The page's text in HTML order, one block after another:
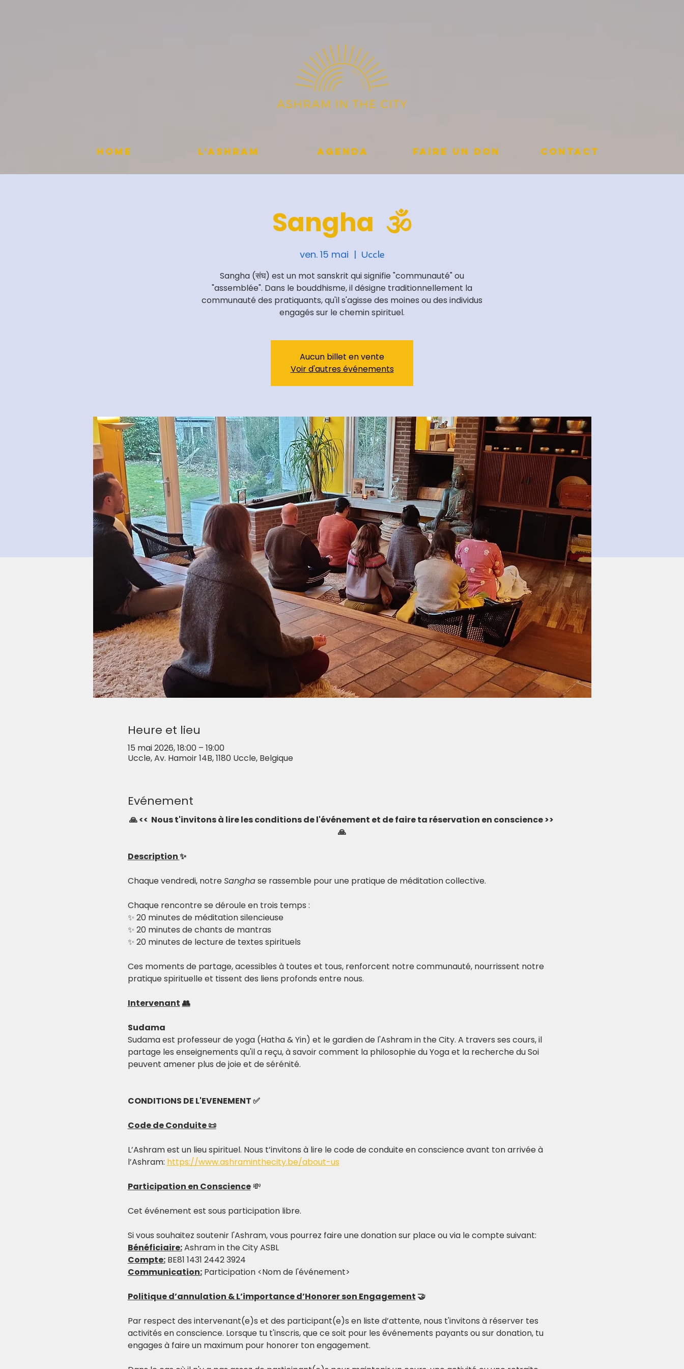
HOME L'Ashram Agenda Faire un don Contact
Sangha 🕉
ven. 15 mai
  |
Uccle
Sangha (संघ) est un mot sanskrit qui signifie "communauté" ou
"assemblée". Dans le bouddhisme, il désigne traditionnellement la
communauté des pratiquants, qu'il s'agisse des moines ou des individus
engagés sur le chemin spirituel.
Aucun billet en vente
Voir d'autres événements
Heure et lieu
15 mai 2026, 18:00 – 19:00
Uccle, Av. Hamoir 14B, 1180 Uccle, Belgique
Evénement
🙏 <<  Nous t'invitons à lire les conditions de l'événement et de faire ta réservation en conscience >>
🙏
Description ✨
Chaque vendredi, notre Sangha se rassemble pour une pratique de méditation collective.
Chaque rencontre se déroule en trois temps :
✨ 20 minutes de méditation silencieuse
✨ 20 minutes de chants de mantras
✨ 20 minutes de lecture de textes spirituels
Ces moments de partage, acessibles à toutes et tous, renforcent notre communauté, nourrissent notre
pratique spirituelle et tissent des liens profonds entre nous.
Intervenant 👥
Sudama
Sudama est professeur de yoga (Hatha & Yin) et le gardien de l'Ashram in the City. A travers ses cours, il
partage les enseignements qu'il a reçu, à savoir comment la philosophie du Yoga et la recherche du Soi
peuvent amener plus de joie et de sérénité.
CONDITIONS DE L'EVENEMENT ✅
Code de Conduite 📜
L’Ashram est un lieu spirituel. Nous t’invitons à lire le code de conduite en conscience avant ton arrivée à
l’Ashram: https://www.ashraminthecity.be/about-us
Participation en Conscience 💸
Cet événement est sous participation libre.
Si vous souhaitez soutenir l'Ashram, vous pourrez faire une donation sur place ou via le compte suivant:
Bénéficiaire: Ashram in the City ASBL
Compte: BE81 1431 2442 3924
Communication: Participation <Nom de l'événement>
Politique d’annulation & L’importance d’Honorer son Engagement 🤝
Par respect des intervenant(e)s et des participant(e)s en liste d’attente, nous t'invitons à réserver tes
activités en conscience. Lorsque tu t'inscris, que ce soit pour les événements payants ou sur donation, tu
engages à faire un maximum pour honorer ton engagement.